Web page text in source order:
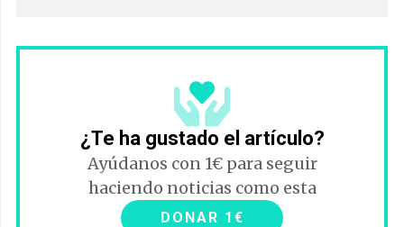
¿Te ha gustado el artículo?
Ayúdanos con 1€ para seguir
haciendo noticias como esta
DONAR 1€